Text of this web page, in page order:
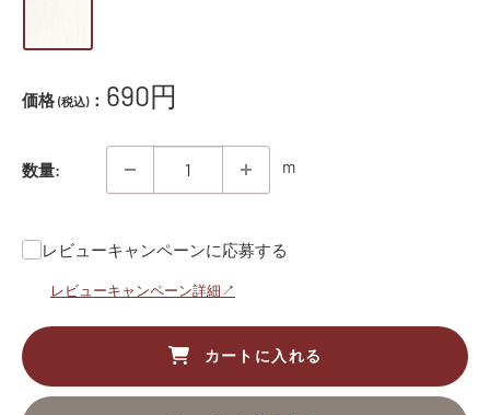
価格 (税込)： 販
価
格
690円
数量: m
レビューキャンペーンに応募する
レビューキャンペーン詳細↗
カートに入れる